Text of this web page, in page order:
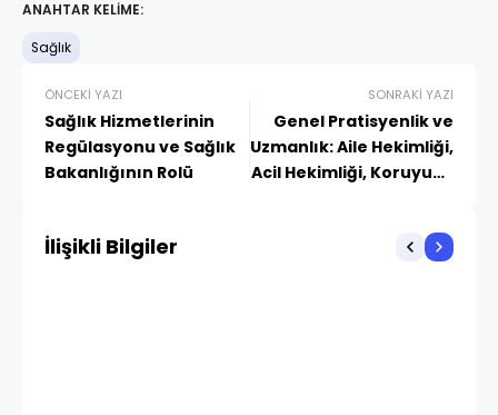
ANAHTAR KELIME:
Sağlık
ÖNCEKI YAZI
Sağlık Hizmetlerinin
Regülasyonu ve Sağlık
Bakanlığının Rolü
SONRAKI YAZI
Genel Pratisyenlik ve
Uzmanlık: Aile Hekimliği,
Acil Hekimliği, Koruyucu
İlişikli Bilgiler